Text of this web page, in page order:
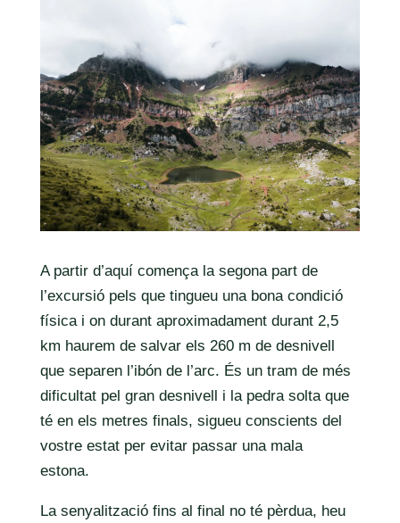
A partir d’aquí comença la segona part de
l’excursió pels que tingueu una bona condició
física i on durant aproximadament durant 2,5
km haurem de salvar els 260 m de desnivell
que separen l’ibón de l’arc. És un tram de més
dificultat pel gran desnivell i la pedra solta que
té en els metres finals, sigueu conscients del
vostre estat per evitar passar una mala
estona.
La senyalització fins al final no té pèrdua, heu